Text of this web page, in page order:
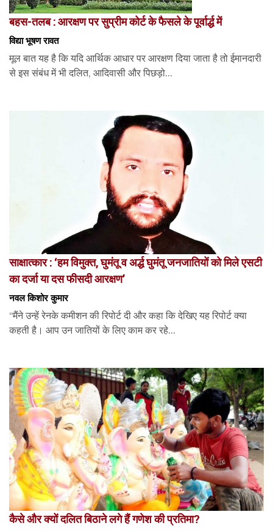
बहस-तलब : आरक्षण पर सुप्रीम कोर्ट के फैसले के पूर्वार्द्ध में
विद्या भूषण रावत
मूल बात यह है कि यदि आर्थिक आधार पर आरक्षण दिया जाता है तो ईमानदारी
से इस संबंध में भी दलित, आदिवासी और पिछड़ो...
साक्षात्कार : ‘हम विमुक्त, घुमंतू व अर्द्ध घुमंतू जनजातियों को मिले एसटी
का दर्जा या दस फीसदी आरक्षण’
नवल किशोर कुमार
“मैंने उन्हें रेनके कमीशन की रिपोर्ट दी और कहा कि देखिए यह रिपोर्ट क्या
कहती है। आप उन जातियों के लिए काम कर रहे...
कैसे और क्यों दलित बिठाने लगे हैं गणेश की प्रतिमा?